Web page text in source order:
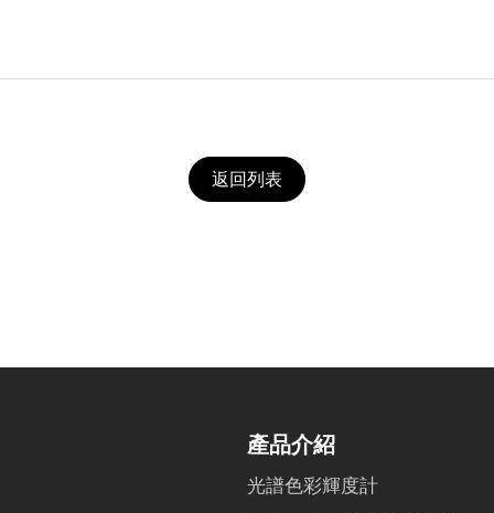
返回列表
產品介紹
光譜色彩輝度計